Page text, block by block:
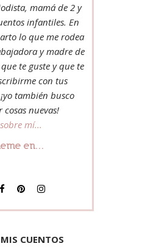
mamá de 2 y
infantiles. En
lo que me rodea
y madre de
te guste y que te
con tus
también busco
nuevas!
mí...
en...
CUENTOS